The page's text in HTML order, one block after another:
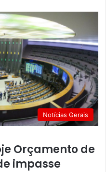
Notícias Gerais
Orçamento de
impasse